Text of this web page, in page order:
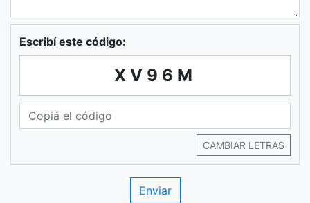
Escribí este código:
XV96M
CAMBIAR LETRAS